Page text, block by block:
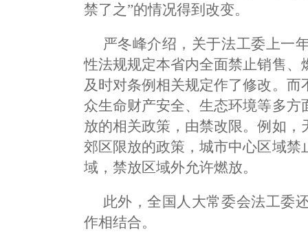
禁了之”的情况得到改变。
严冬峰介绍，关于法工委上一
性法规规定本省内全面禁止销售
及时对条例相关规定作了修改。
众生命财产安全、生态环境等多
放的相关政策，由禁改限。例如
郊区限放的政策，城市中心区域
域，禁放区域外允许燃放。
此外，全国人大常委会法工委
作相结合。